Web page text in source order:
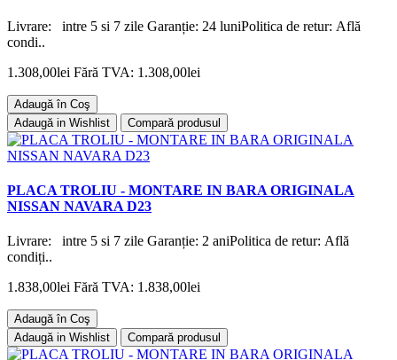
Livrare: intre 5 si 7 zile Garanție: 24 luniPolitica de retur: Află
condi..
1.308,00lei Fără TVA: 1.308,00lei
Adaugă în Coş
Adaugă in Wishlist
Compară produsul
PLACA TROLIU - MONTARE IN BARA ORIGINALA
NISSAN NAVARA D23
Livrare: intre 5 si 7 zile Garanție: 2 aniPolitica de retur: Află
condiți..
1.838,00lei Fără TVA: 1.838,00lei
Adaugă în Coş
Adaugă in Wishlist
Compară produsul